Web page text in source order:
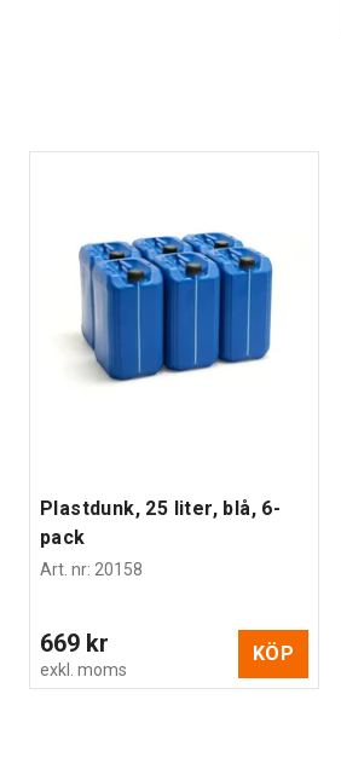
Plastdunk, 25 liter, blå, 6-
pack
Art. nr: 20158
669 kr
exkl. moms
KÖP